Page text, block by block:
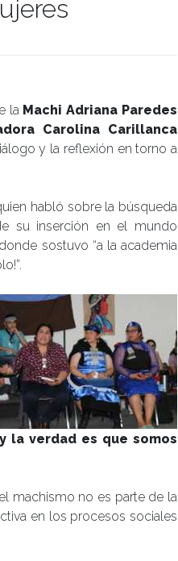
la Machi Adriana Paredes
Carolina Carillanca
y la reflexión en torno a
habló sobre la búsqueda
su inserción en el mundo
sostuvo “a la academia
la verdad es que somos
machismo no es parte de la
en los procesos sociales